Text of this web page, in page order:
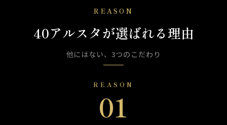
REASON
40アルスタが選ばれる理由
他にはない、3つのこだわり
REASON
01